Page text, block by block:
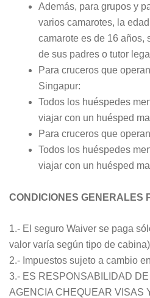
Además, para grupos y
varios camarotes, la
camarote es de 16 años,
de sus padres o tutor
Para cruceros que
Singapur:
Todos los huéspedes
viajar con un huésped
Para cruceros que
Todos los huéspedes
viajar con un huésped
CONDICIONES GENERALES
1.- El seguro Waiver se paga
valor varía según tipo de
2.- Impuestos sujeto a cambio
3.- ES RESPONSABILIDAD
AGENCIA CHEQUEAR VISAS